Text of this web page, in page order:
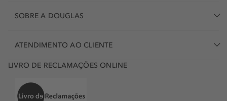
SOBRE A DOUGLAS
ATENDIMENTO AO CLIENTE
LIVRO DE RECLAMAÇÕES ONLINE